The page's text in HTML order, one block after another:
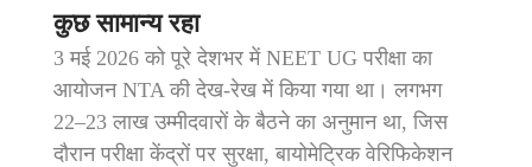
कुछ सामान्य रहा
3 मई 2026 को पूरे देशभर में NEET UG परीक्षा का
आयोजन NTA की देख‑रेख में किया गया था। लगभग
22–23 लाख उम्मीदवारों के बैठने का अनुमान था, जिस
दौरान परीक्षा केंद्रों पर सुरक्षा, बायोमेट्रिक वेरिफिकेशन